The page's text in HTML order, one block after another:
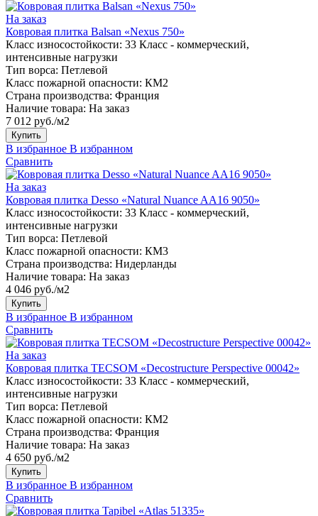
На заказ
Ковровая плитка Balsan «Nexus 750»
Класс износостойкости: 33 Класс - коммерческий,
интенсивные нагрузки
Тип ворса: Петлевой
Класс пожарной опасности: КМ2
Страна производства: Франция
Наличие товара: На заказ
7 012 руб./м2
Купить
В избранное В избранном
Сравнить
На заказ
Ковровая плитка Desso «Natural Nuance AA16 9050»
Класс износостойкости: 33 Класс - коммерческий,
интенсивные нагрузки
Тип ворса: Петлевой
Класс пожарной опасности: КМ3
Страна производства: Нидерланды
Наличие товара: На заказ
4 046 руб./м2
Купить
В избранное В избранном
Сравнить
На заказ
Ковровая плитка TECSOM «Decostructure Perspective 00042»
Класс износостойкости: 33 Класс - коммерческий,
интенсивные нагрузки
Тип ворса: Петлевой
Класс пожарной опасности: КМ2
Страна производства: Франция
Наличие товара: На заказ
4 650 руб./м2
Купить
В избранное В избранном
Сравнить